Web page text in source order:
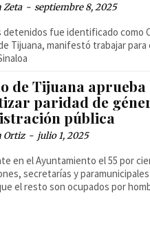
Zeta - septiembre 8, 2025
detenidos fue identificado como
Tijuana, manifestó trabajar
de Tijuana
paridad de
pública
Ortiz - julio 1, 2025
en el Ayuntamiento el 55 por
secretarías y
el resto son ocupados por